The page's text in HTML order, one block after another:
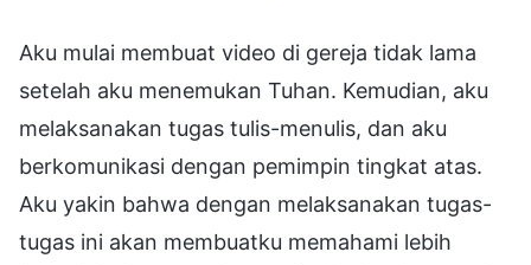
Aku mulai membuat video di gereja tidak lama
setelah aku menemukan Tuhan. Kemudian, aku
melaksanakan tugas tulis-menulis, dan aku
berkomunikasi dengan pemimpin tingkat atas.
Aku yakin bahwa dengan melaksanakan tugas-
tugas ini akan membuatku memahami lebih